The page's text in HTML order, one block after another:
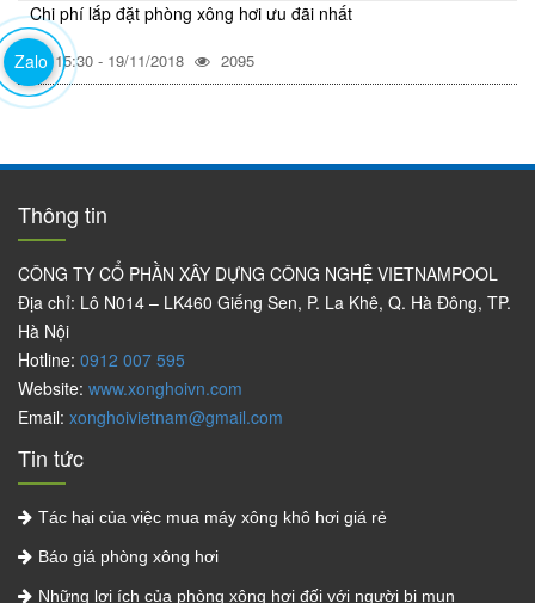
Chi phí lắp đặt phòng xông hơi ưu đãi nhất
15:30 - 19/11/2018 2095
Thông tin
CÔNG TY CỔ PHẦN XÂY DỰNG CÔNG NGHỆ VIETNAMPOOL
Địa chỉ: Lô N014 – LK460 Giếng Sen, P. La Khê, Q. Hà Đông, TP.
Hà Nội
Hotline: 0912 007 595
Website: www.xonghoivn.com
Email: xonghoivietnam@gmail.com
Tin tức
Tác hại của việc mua máy xông khô hơi giá rẻ
Báo giá phòng xông hơi
Những lợi ích của phòng xông hơi đối với người bị mụn
Zalo